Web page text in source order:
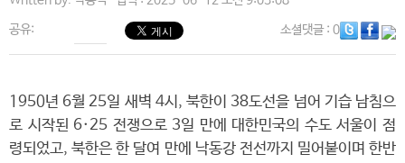
공유: 소셜댓글: 0
1950년 6월 25일 새벽 4시, 북한이 38도선을 넘어 기습 남침으
로 시작된 6·25 전쟁으로 3일 만에 대한민국의 수도 서울이 점
령되었고, 북한은 한 달여 만에 낙동강 전선까지 밀어붙이며 한반